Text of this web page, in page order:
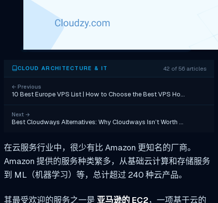
CLOUD ARCHITECTURE & IT 42 of 56 articles
← Previous
10 Best Europe VPS List | How to Choose the Best VPS Ho…
Next →
Best Cloudways Alternatives: Why Cloudways Isn’t Worth …
在云服务行业中，很少有比 Amazon 更知名的厂商。
Amazon 提供的服务种类繁多，从基础云计算和存储服务
到 ML（机器学习）等，总计超过 240 种云产品。
其最受欢迎的服务之一是 亚马逊的 EC2，一项基于云的